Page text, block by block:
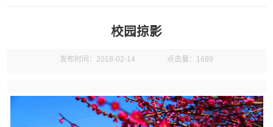
校园掠影
发布时间：2018-02-14 点击量： 1689